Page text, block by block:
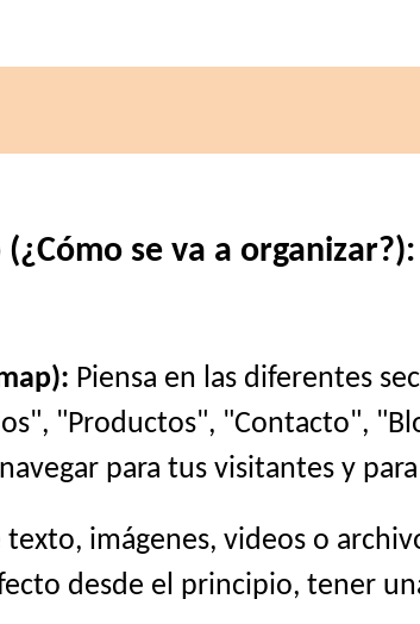
se va a organizar?):
Piensa en las diferentes
"Productos", "Contacto",
para tus visitantes y
texto, imágenes, videos o
desde el principio, tener